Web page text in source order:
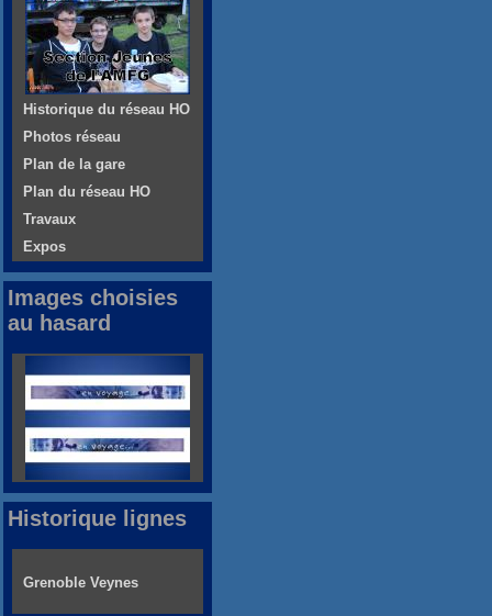
Historique du réseau HO
Photos réseau
Plan de la gare
Plan du réseau HO
Travaux
Expos
Images choisies
au hasard
Historique lignes
Grenoble Veynes